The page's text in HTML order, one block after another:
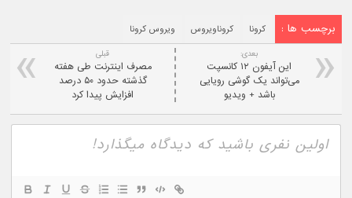
برچسب ها : کرونا کروناویروس ویروس کرونا
قبلی
مصرف اینترنت طی هفته
گذشته حدود ۵۰ درصد
افزایش پیدا کرد
بعدی:
این آیفون ۱۲ کانسپت
می‌تواند یک گوشی رویایی
باشد + ویدیو